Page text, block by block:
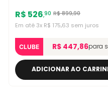
R$ 526,90 R$899,90
Em até 3x R$ 175,63 sem juros
CLUBE R$ 447,86para
ADICIONAR AO